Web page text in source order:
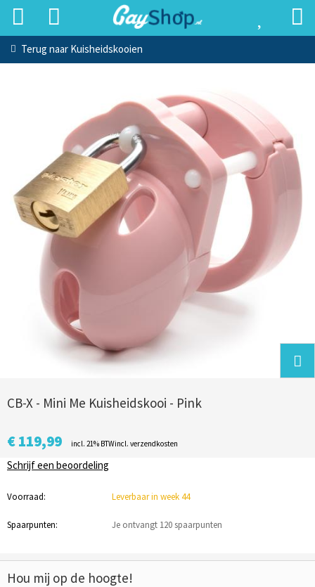
Terug naar Kuisheidskooien
CB-X - Mini Me Kuisheidskooi - Pink
€ 119,99 incl. 21% BTWincl. verzendkosten
Schrijf een beoordeling
Voorraad: Leverbaar in week 44
Spaarpunten: Je ontvangt 120 spaarpunten
Hou mij op de hoogte!